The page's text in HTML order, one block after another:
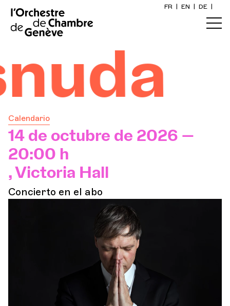
FR EN DE
Calendario
14 de octubre de 2026 —
20:00 h
, Victoria Hall
Concierto en el abo
Inicio
Calendario
Información práctica
Explore
La Gaceta del Concierto
Participación cultural
LA OCG